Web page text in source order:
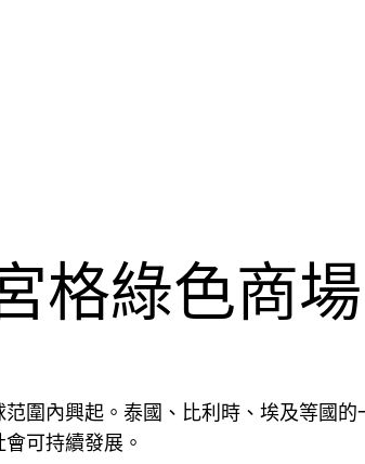
格綠色商
圍內興起。泰國、比利時、埃及等國
可持續發展。